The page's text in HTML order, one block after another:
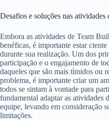
Desafios e soluções nas
Embora as atividades de Team
benéficas, é importante estar
durante sua realização. Um dos
participação e o engajamento de
daqueles que são mais tímidos ou
problema, é importante criar um
todos se sintam à vontade para
fundamental adaptar as atividades
equipe, levando em consideração
limitações.